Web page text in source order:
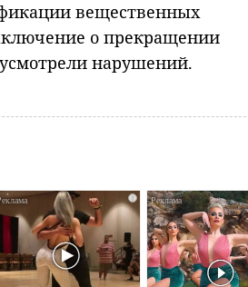
вещественных
о прекращении
нарушений.
i